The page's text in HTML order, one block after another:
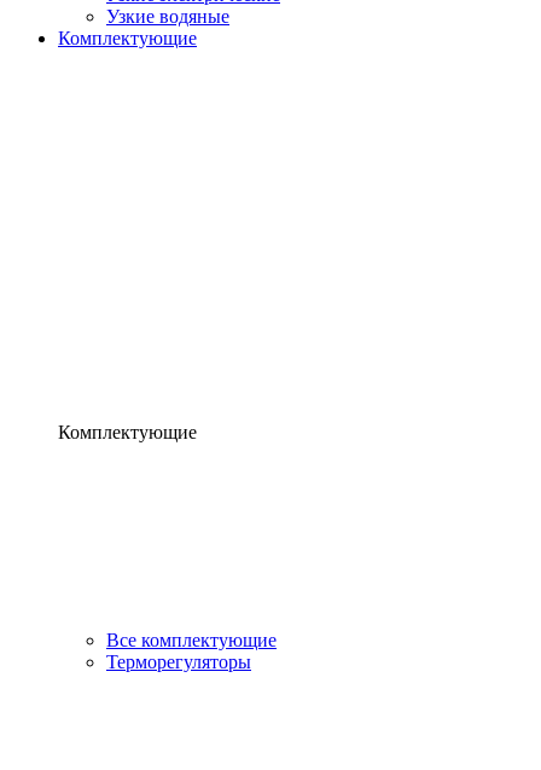
Узкие водяные
Комплектующие
Комплектующие
Все комплектующие
Терморегуляторы